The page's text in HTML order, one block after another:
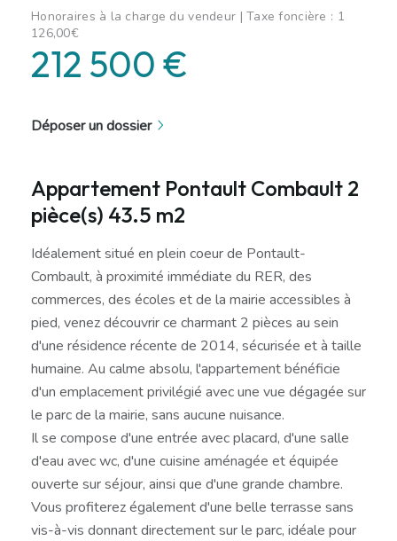
Honoraires à la charge du vendeur | Taxe foncière : 1
126,00€
212 500 €
Déposer un dossier
Appartement Pontault Combault 2
pièce(s) 43.5 m2
Idéalement situé en plein coeur de Pontault-
Combault, à proximité immédiate du RER, des
commerces, des écoles et de la mairie accessibles à
pied, venez découvrir ce charmant 2 pièces au sein
d'une résidence récente de 2014, sécurisée et à taille
humaine. Au calme absolu, l'appartement bénéficie
d'un emplacement privilégié avec une vue dégagée sur
le parc de la mairie, sans aucune nuisance.
Il se compose d'une entrée avec placard, d'une salle
d'eau avec wc, d'une cuisine aménagée et équipée
ouverte sur séjour, ainsi que d'une grande chambre.
Vous profiterez également d'une belle terrasse sans
vis-à-vis donnant directement sur le parc, idéale pour